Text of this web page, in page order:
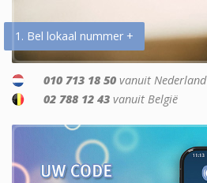
1. Bel lokaal nummer +
010 713 18 50 vanuit Nederland
02 788 12 43 vanuit België